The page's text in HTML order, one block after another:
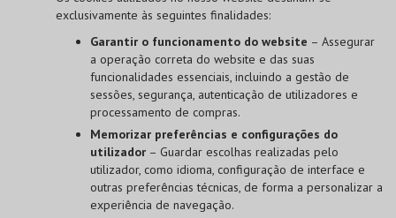
exclusivamente às seguintes finalidades:
Garantir o funcionamento do website – Assegurar
a operação correta do website e das suas
funcionalidades essenciais, incluindo a gestão de
sessões, segurança, autenticação de utilizadores e
processamento de compras.
Memorizar preferências e configurações do
utilizador– Guardar escolhas realizadas pelo
utilizador, como idioma, configuração de interface e
outras preferências técnicas, de forma a personalizar a
experiência de navegação.